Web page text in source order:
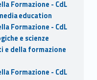
Formazione - CdL
education
Formazione - CdL
e scienze
e della formazione
Formazione - CdL